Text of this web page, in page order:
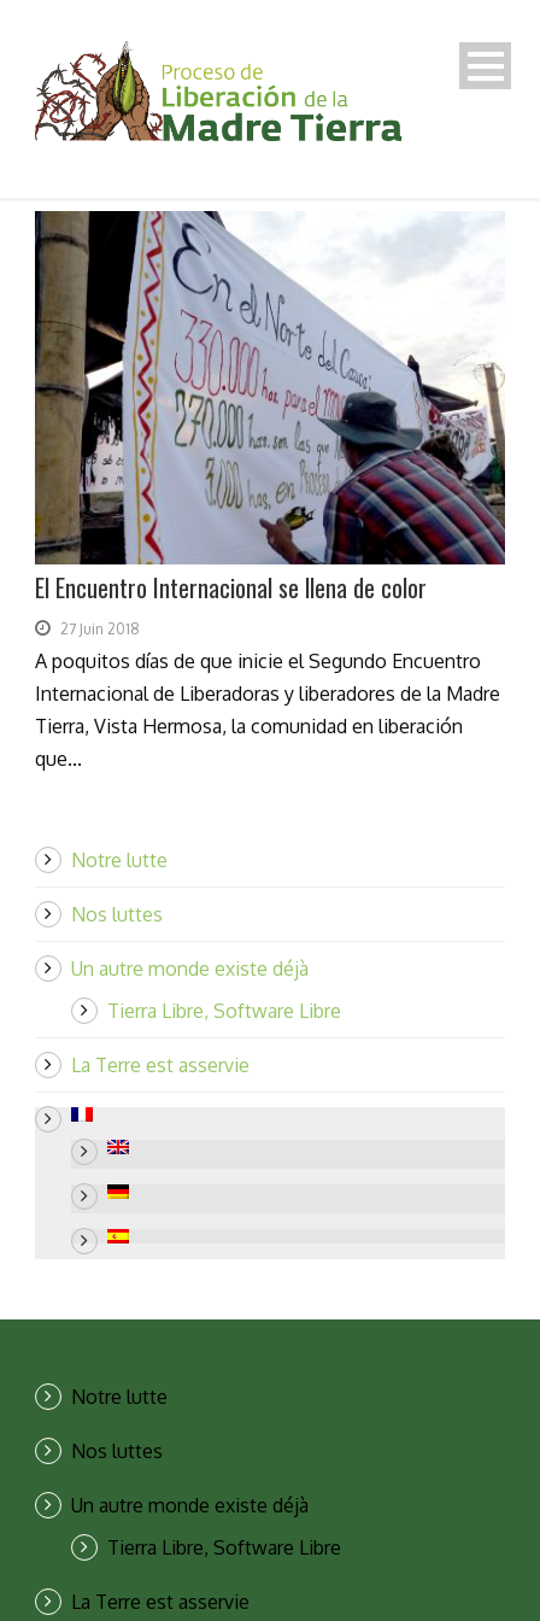
El Encuentro Internacional se llena de color
27 Juin 2018
A poquitos días de que inicie el Segundo Encuentro
Internacional de Liberadoras y liberadores de la Madre
Tierra, Vista Hermosa, la comunidad en liberación
que...
Notre lutte
Nos luttes
Un autre monde existe déjà
Tierra Libre, Software Libre
La Terre est asservie
Notre lutte
Nos luttes
Un autre monde existe déjà
Tierra Libre, Software Libre
La Terre est asservie